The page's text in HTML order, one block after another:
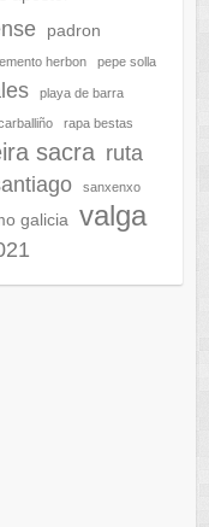
padron
herbon pepe solla
playa de barra
rapa bestas
sacra ruta
sanxenxo
galicia valga